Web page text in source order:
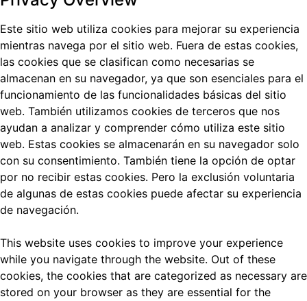
Este sitio web utiliza cookies para mejorar su experiencia
mientras navega por el sitio web. Fuera de estas cookies,
las cookies que se clasifican como necesarias se
almacenan en su navegador, ya que son esenciales para el
funcionamiento de las funcionalidades básicas del sitio
web. También utilizamos cookies de terceros que nos
ayudan a analizar y comprender cómo utiliza este sitio
web. Estas cookies se almacenarán en su navegador solo
con su consentimiento. También tiene la opción de optar
por no recibir estas cookies. Pero la exclusión voluntaria
de algunas de estas cookies puede afectar su experiencia
de navegación.
This website uses cookies to improve your experience
while you navigate through the website. Out of these
cookies, the cookies that are categorized as necessary are
stored on your browser as they are essential for the